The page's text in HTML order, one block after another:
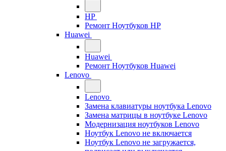
HP
Ремонт Ноутбуков HP
Huawei
Huawei
Ремонт Ноутбуков Huawei
Lenovo
Lenovo
Замена клавиатуры ноутбука Lenovo
Замена матрицы в ноутбуке Lenovo
Модернизация ноутбуков Lenovo
Ноутбук Lenovo не включается
Ноутбук Lenovo не загружается,